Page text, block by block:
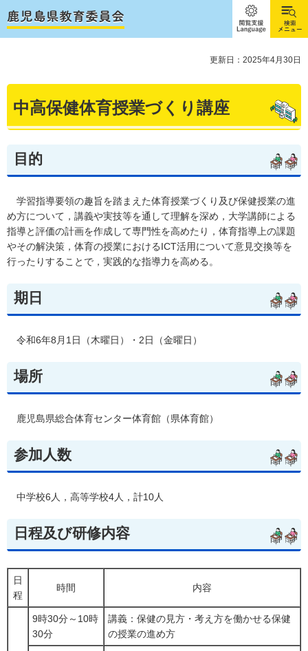
閲覧支
援
Language
検索メ
ニュー
更新日：2025年4月30日
中高保健体育授業づくり講座
目的
学習指導要領の趣旨を踏まえた体育授業づくり及び保健授業の進
め方について，講義や実技等を通して理解を深め，大学講師による
指導と評価の計画を作成して専門性を高めたり，体育指導上の課題
やその解決策，体育の授業におけるICT活用について意見交換等を
行ったりすることで，実践的な指導力を高める。
期日
令和6年8月1日（木曜日）・2日（金曜日）
場所
鹿児島県総合体育センター体育館（県体育館）
参加人数
中学校6人，高等学校4人，計10人
日程及び研修内容
日
程
時間 内容
9時30分～10時
30分
講義：保健の見方・考え方を働かせる保健
の授業の進め方